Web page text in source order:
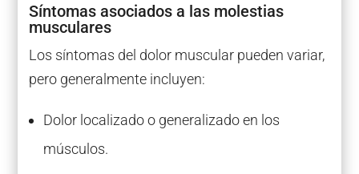
Síntomas asociados a las molestias
musculares
Los síntomas del dolor muscular pueden variar,
pero generalmente incluyen:
Dolor localizado o generalizado en los
músculos.